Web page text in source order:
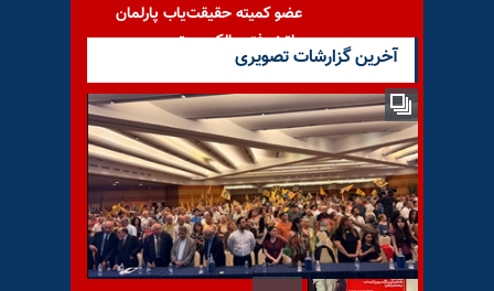
عضو کمیته حقیقت‌یاب پارلمان
عراق: دفتر مالکی بر تیم
اطلاعاتی بصره و
سینمای ناطق، اختراع شد
آخرین گزارشات تصویری